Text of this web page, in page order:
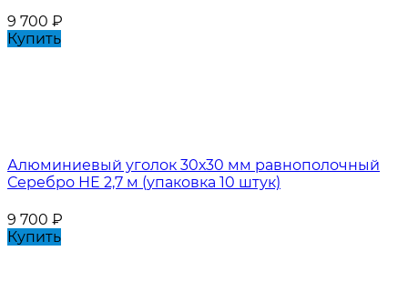
9 700 ₽
Купить
Алюминиевый уголок 30х30 мм равнополочный
Серебро НЕ 2,7 м (упаковка 10 штук)
9 700 ₽
Купить